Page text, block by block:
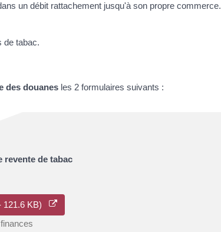
un débit rattachement jusqu'à son propre commerce.
de tabac.
des douanes les 2 formulaires suivants :
revente de tabac
121.6 KB)